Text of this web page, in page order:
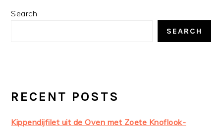
PRIMARY
Search
SEARCH
RECENT POSTS
Kippendijfilet uit de Oven met Zoete Knoflook-